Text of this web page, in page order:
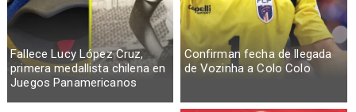
Fallece Lucy López Cruz,
primera medallista chilena en
Juegos Panamericanos
Confirman fecha de llegada
de Vozinha a Colo Colo